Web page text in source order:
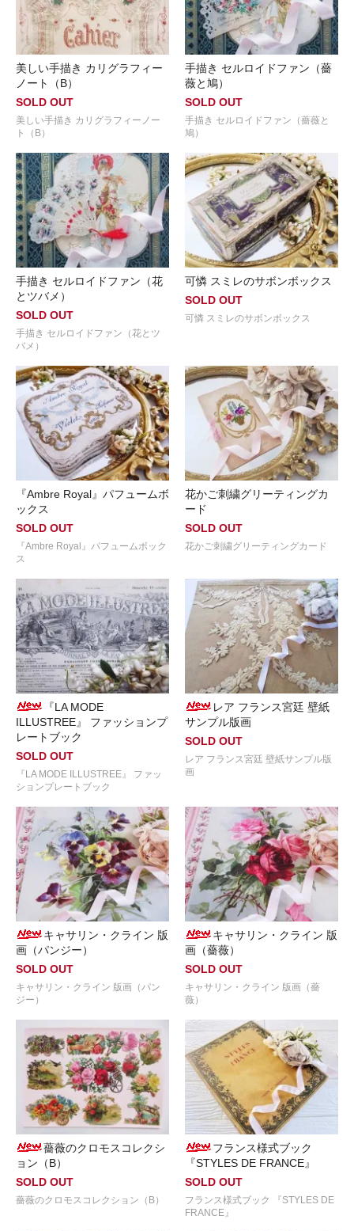
美しい手描き カリグラフィー
ノート（B）
SOLD OUT
美しい手描き カリグラフィーノー
ト（B）
手描き セルロイドファン（薔
薇と鳩）
SOLD OUT
手描き セルロイドファン（薔薇と
鳩）
手描き セルロイドファン（花
とツバメ）
SOLD OUT
手描き セルロイドファン（花とツ
バメ）
可憐 スミレのサボンボックス
SOLD OUT
可憐 スミレのサボンボックス
『Ambre Royal』パフュームボ
ックス
SOLD OUT
『Ambre Royal』パフュームボック
ス
花かご刺繍グリーティングカ
ード
SOLD OUT
花かご刺繍グリーティングカード
『LA MODE
ILLUSTREE』 ファッションプ
レートブック
SOLD OUT
『LA MODE ILLUSTREE』 ファッ
ションプレートブック
レア フランス宮廷 壁紙
サンプル版画
SOLD OUT
レア フランス宮廷 壁紙サンプル版
画
キャサリン・クライン 版
画（パンジー）
SOLD OUT
キャサリン・クライン 版画（パン
ジー）
キャサリン・クライン 版
画（薔薇）
SOLD OUT
キャサリン・クライン 版画（薔
薇）
薔薇のクロモスコレクシ
ョン（B）
SOLD OUT
薔薇のクロモスコレクション（B）
フランス様式ブック
『STYLES DE FRANCE』
SOLD OUT
フランス様式ブック 『STYLES DE
FRANCE』